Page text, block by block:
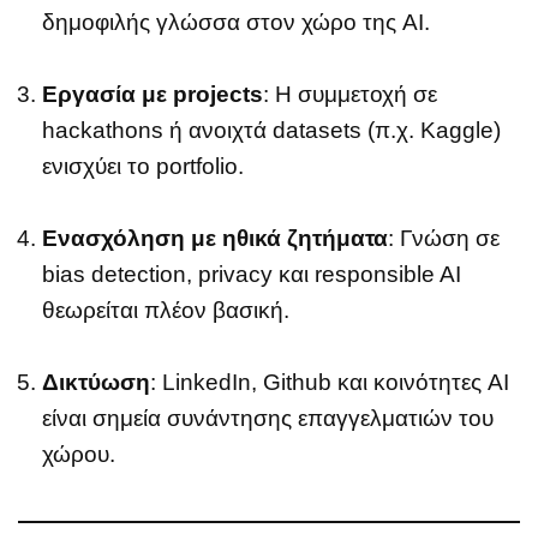
δημοφιλής γλώσσα στον χώρο της AI.
Εργασία με projects: Η συμμετοχή σε
hackathons ή ανοιχτά datasets (π.χ. Kaggle)
ενισχύει το portfolio.
Ενασχόληση με ηθικά ζητήματα: Γνώση σε
bias detection, privacy και responsible AI
θεωρείται πλέον βασική.
Δικτύωση: LinkedIn, Github και κοινότητες AI
είναι σημεία συνάντησης επαγγελματιών του
χώρου.